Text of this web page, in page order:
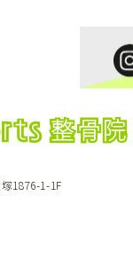
1876-1-1F